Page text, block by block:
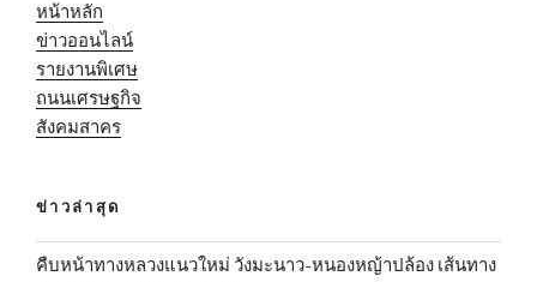
หน้าหลัก
ข่าวออนไลน์
รายงานพิเศษ
ถนนเศรษฐกิจ
สังคมสาคร
ข่าวล่าสุด
คืบหน้าทางหลวงแนวใหม่ วังมะนาว-หนองหญ้าปล้อง เส้นทาง